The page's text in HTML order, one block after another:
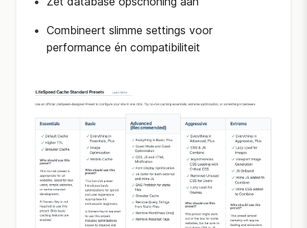
Combineert slimme settings voor
performance én compatibiliteit